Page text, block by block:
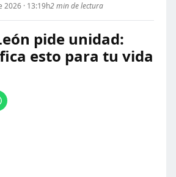
2026 · 13:19h2 min de lectura
pide unidad:
esto para tu vida